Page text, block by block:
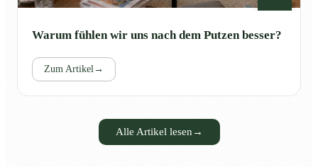
Warum fühlen wir uns nach dem Putzen besser?
Zum Artikel →
Alle Artikel lesen →